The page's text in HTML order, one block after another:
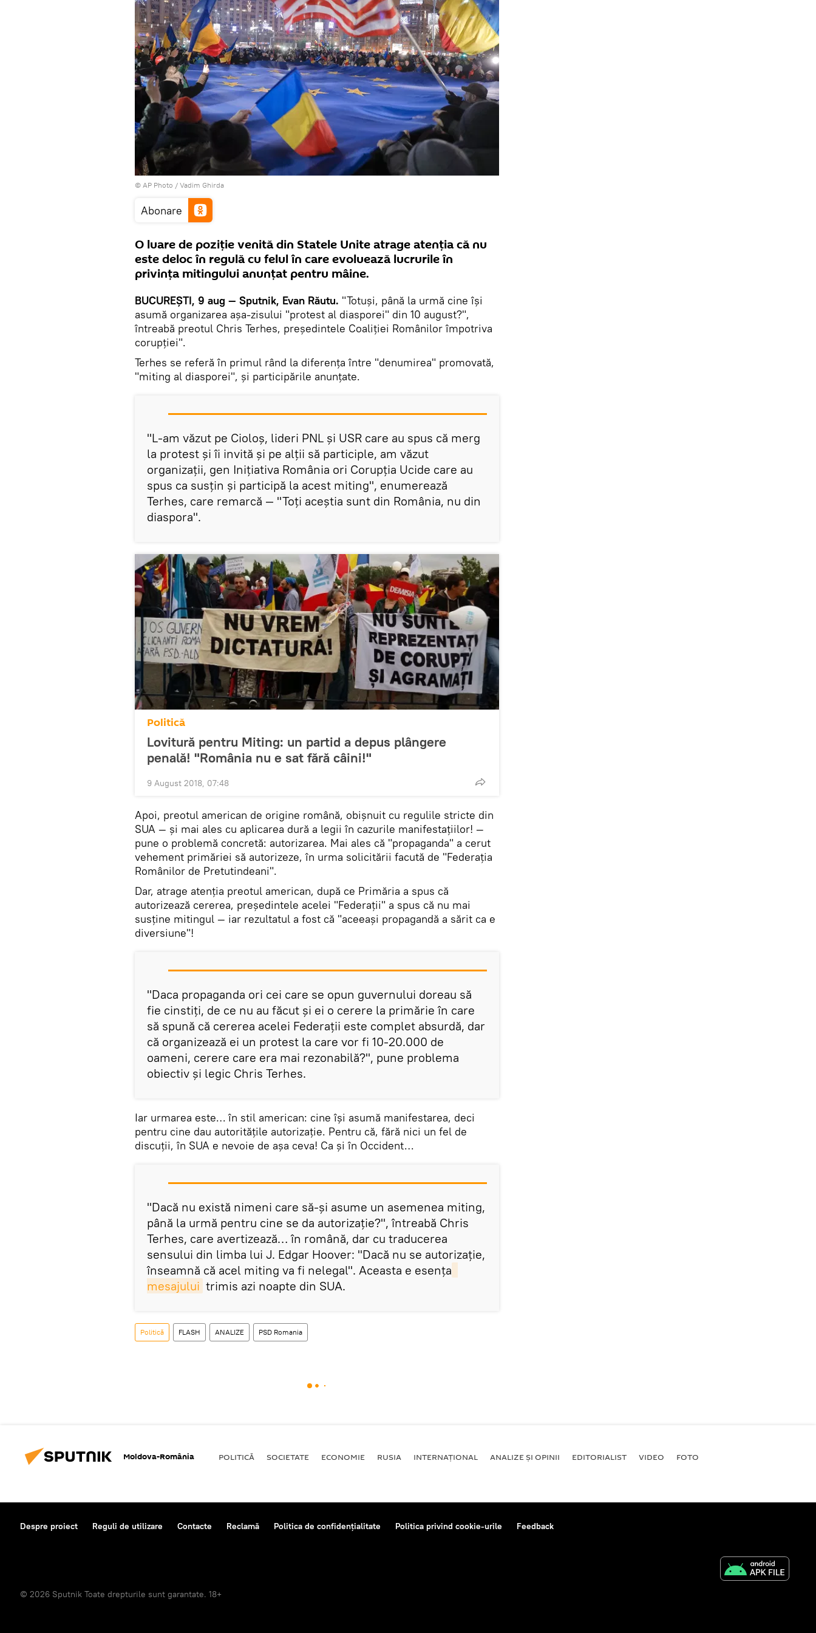
© AP Photo / Vadim Ghirda
Abonare
O luare de poziție venită din Statele Unite atrage atenția că nu
este deloc în regulă cu felul în care evoluează lucrurile în
privința mitingului anunțat pentru mâine.
BUCUREȘTI, 9 aug — Sputnik, Evan Răutu. "Totuși, până la urmă cine își
asumă organizarea așa-zisului "protest al diasporei" din 10 august?",
întreabă preotul Chris Terhes, președintele Coaliției Românilor împotriva
corupției".
Terhes se referă în primul rând la diferența între "denumirea" promovată,
"miting al diasporei", și participările anunțate.
"L-am văzut pe Cioloș, lideri PNL și USR care au spus că merg
la protest și îi invită și pe alții să participle, am văzut
organizații, gen Inițiativa România ori Corupția Ucide care au
spus ca susțin și participă la acest miting", enumerează
Terhes, care remarcă — "Toți aceștia sunt din România, nu din
diaspora".
Politică
Lovitură pentru Miting: un partid a depus plângere
penală! "România nu e sat fără câini!"
9 August 2018, 07:48
Apoi, preotul american de origine română, obișnuit cu regulile stricte din
SUA — și mai ales cu aplicarea dură a legii în cazurile manifestațiilor! —
pune o problemă concretă: autorizarea. Mai ales că "propaganda" a cerut
vehement primăriei să autorizeze, în urma solicitării facută de "Federația
Românilor de Pretutindeani".
Dar, atrage atenția preotul american, după ce Primăria a spus că
autorizează cererea, președintele acelei "Federații" a spus că nu mai
susține mitingul — iar rezultatul a fost că "aceeași propagandă a sărit ca e
diversiune"!
"Daca propaganda ori cei care se opun guvernului doreau să
fie cinstiți, de ce nu au făcut și ei o cerere la primărie în care
să spună că cererea acelei Federații este complet absurdă, dar
că organizează ei un protest la care vor fi 10-20.000 de
oameni, cerere care era mai rezonabilă?", pune problema
obiectiv și legic Chris Terhes.
Iar urmarea este… în stil american: cine își asumă manifestarea, deci
pentru cine dau autoritățile autorizație. Pentru că, fără nici un fel de
discuții, în SUA e nevoie de așa ceva! Ca și în Occident…
"Dacă nu există nimeni care să-și asume un asemenea miting,
până la urmă pentru cine se da autorizație?", întreabă Chris
Terhes, care avertizează… în română, dar cu traducerea
sensului din limba lui J. Edgar Hoover: "Dacă nu se autorizație,
înseamnă că acel miting va fi nelegal". Aceasta e esența
mesajului trimis azi noapte din SUA.
Politică FLASH ANALIZE PSD Romania
Moldova-România POLITICĂ SOCIETATE ECONOMIE RUSIA INTERNAŢIONAL ANALIZE ȘI OPINII EDITORIALIST VIDEO FOTO
Despre proiect Reguli de utilizare Contacte Reclamă Politica de confidențialitate Politica privind cookie-urile Feedback
© 2026 Sputnik Toate drepturile sunt garantate. 18+